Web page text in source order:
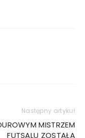
Następny artykuł
MISTRZEM
FUTSALU ZOSTAŁA